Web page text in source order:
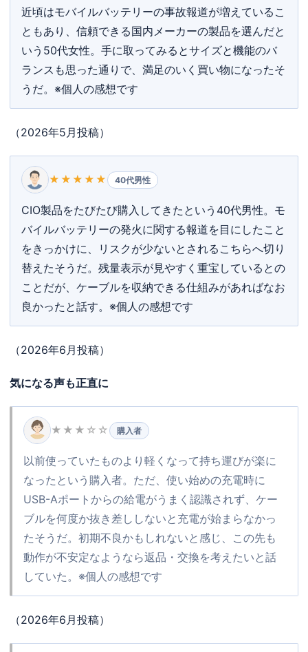
近頃はモバイルバッテリーの事故報道が増えているこ
ともあり、信頼できる国内メーカーの製品を選んだと
いう50代女性。手に取ってみるとサイズと機能のバ
ランスも思った通りで、満足のいく買い物になったそ
うだ。※個人の感想です
（2026年5月投稿）
★★★★★ 40代男性
CIO製品をたびたび購入してきたという40代男性。モ
バイルバッテリーの発火に関する報道を目にしたこと
をきっかけに、リスクが少ないとされるこちらへ切り
替えたそうだ。残量表示が見やすく重宝しているとの
ことだが、ケーブルを収納できる仕組みがあればなお
良かったと話す。※個人の感想です
（2026年6月投稿）
気になる声も正直に
★★★☆☆ 購入者
以前使っていたものより軽くなって持ち運びが楽に
なったという購入者。ただ、使い始めの充電時に
USB-Aポートからの給電がうまく認識されず、ケー
ブルを何度か抜き差ししないと充電が始まらなかっ
たそうだ。初期不良かもしれないと感じ、この先も
動作が不安定なようなら返品・交換を考えたいと話
していた。※個人の感想です
（2026年6月投稿）